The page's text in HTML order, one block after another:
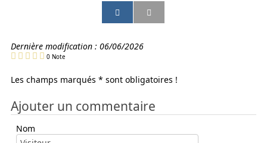
a
t
e
p
a
e
a
t
e
p
a
E
a
e
p
a
s
a
e
p
a
S
Dernière modification :06/06/2026
0 Note
Les champs marqués * sont obligatoires !
Ajouter un commentaire
Nom